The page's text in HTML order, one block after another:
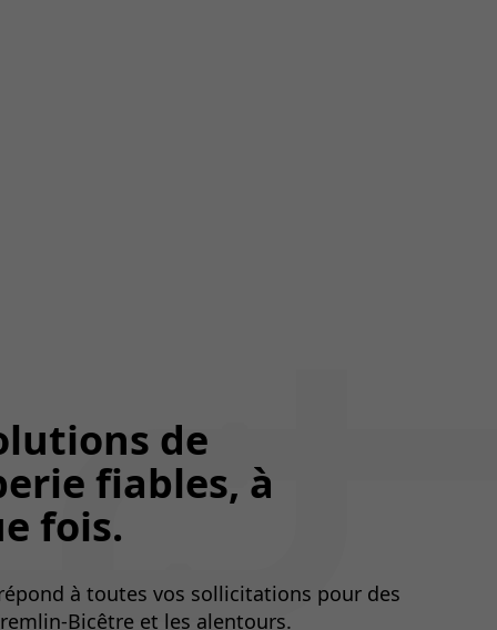
de
fiables, à
fois.
à toutes vos sollicitations pour des
Bicêtre et les alentours.